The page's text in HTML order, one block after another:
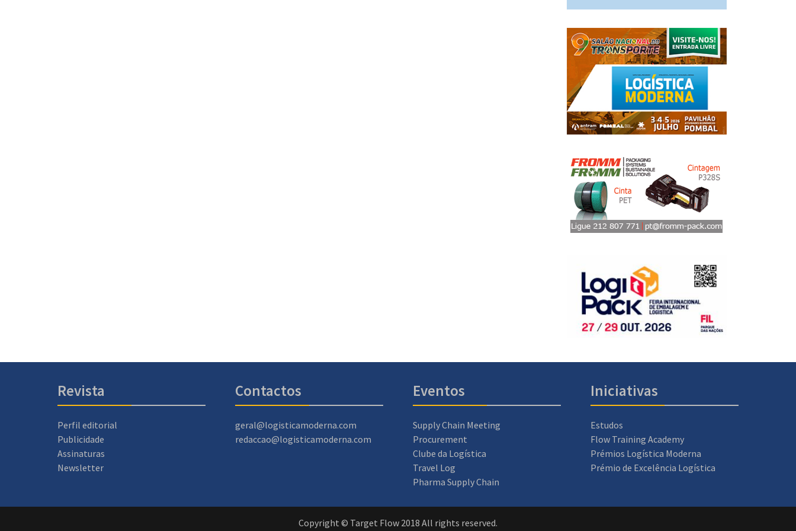
Revista
Perfil editorial
Publicidade
Assinaturas
Newsletter
Contactos
geral@logisticamoderna.com
redaccao@logisticamoderna.com
Eventos
Supply Chain Meeting
Procurement
Clube da Logística
Travel Log
Pharma Supply Chain
Iniciativas
Estudos
Flow Training Academy
Prémios Logística Moderna
Prémio de Excelência Logística
Copyright © Target Flow 2018 All rights reserved.